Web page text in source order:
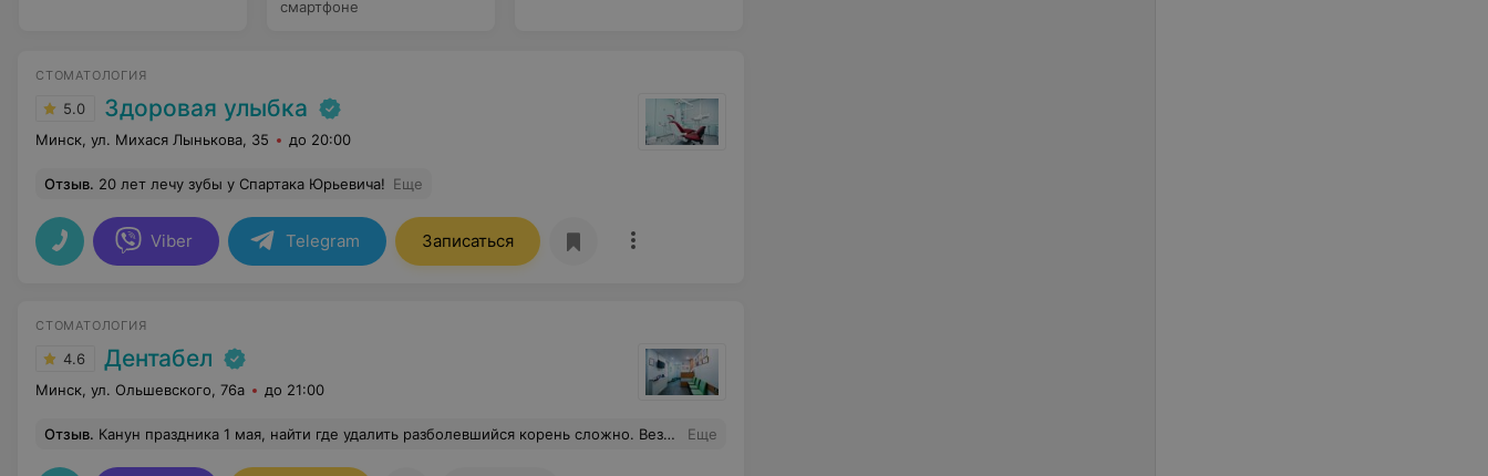
смартфоне
СТОМАТОЛОГИЯ
5.0 Здоровая улыбка
Минск, ул. Михася Лынькова, 35 до 20:00
Отзыв. 20 лет лечу зубы у Спартака Юрьевича! Еще
Viber Telegram Записаться
СТОМАТОЛОГИЯ
4.6 Дентабел
Минск, ул. Ольшевского, 76а до 21:00
Отзыв. Канун праздника 1 мая, найти где удалить разболевшийся корень сложно. Везде тишина или отказ (только по предварительной записи). Случайно наткнулась на Дентабел, вроде и не очень далеко от дома. Позвонила, записали на 1мая, но предложили подъехать в этот же день, чтобы все же проверить - а вдруг удалять не надо. После осмотра и рентгена врач не стал откладывать до 1 мая и сразу быстро и безболезненно удалил корень. Огромное спасибо Виталию Николаевичу за своевременно оказанную помощь и профессионализм, вниманию со стороны других врачей, особую благодарность хочу выразить Татьяне за ее работу и желание помочь в такой ситуации. Хочу отметить, что в клинике, пусть и маленькой, очень теплая и дружеская обстановка, прямо как дома. Кажется, я нашла клинику, где буду и дальше обслуживаться. Еще